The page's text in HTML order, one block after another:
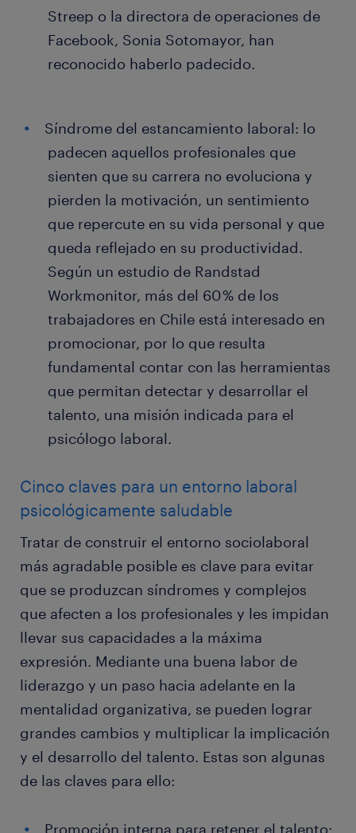
Streep o la directora de operaciones de
Facebook, Sonia Sotomayor, han
reconocido haberlo padecido.
Síndrome del estancamiento laboral: lo
padecen aquellos profesionales que
sienten que su carrera no evoluciona y
pierden la motivación, un sentimiento
que repercute en su vida personal y que
queda reflejado en su productividad.
Según un estudio de Randstad
Workmonitor, más del 60 % de los
trabajadores en Chile está interesado en
promocionar, por lo que resulta
fundamental contar con las herramientas
que permitan detectar y desarrollar el
talento, una misión indicada para el
psicólogo laboral.
Cinco claves para un entorno laboral
psicológicamente saludable
Tratar de construir el entorno sociolaboral
más agradable posible es clave para evitar
que se produzcan síndromes y complejos
que afecten a los profesionales y les impidan
llevar sus capacidades a la máxima
expresión. Mediante una buena labor de
liderazgo y un paso hacia adelante en la
mentalidad organizativa, se pueden lograr
grandes cambios y multiplicar la implicación
y el desarrollo del talento. Estas son algunas
de las claves para ello:
Promoción interna para retener el talento: